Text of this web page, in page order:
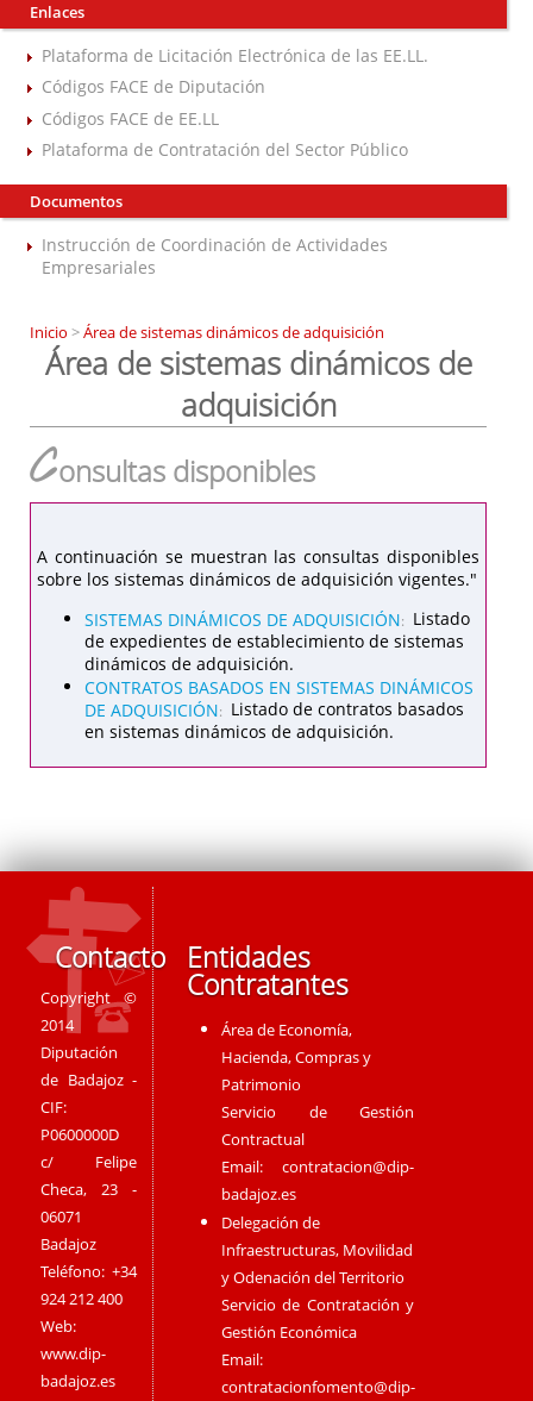
Enlaces
Plataforma de Licitación Electrónica de las EE.LL.
Códigos FACE de Diputación
Códigos FACE de EE.LL
Plataforma de Contratación del Sector Público
Documentos
Instrucción de Coordinación de Actividades
Empresariales
Inicio >Área de sistemas dinámicos de adquisición
Área de sistemas dinámicos de
adquisición
Consultas disponibles
A continuación se muestran las consultas disponibles
sobre los sistemas dinámicos de adquisición vigentes."
SISTEMAS DINÁMICOS DE ADQUISICIÓN: Listado
de expedientes de establecimiento de sistemas
dinámicos de adquisición.
CONTRATOS BASADOS EN SISTEMAS DINÁMICOS
DE ADQUISICIÓN: Listado de contratos basados
en sistemas dinámicos de adquisición.
Contacto
Copyright ©
2014
Diputación
de Badajoz -
CIF:
P0600000D
c/ Felipe
Checa, 23 -
06071
Badajoz
Teléfono: +34
924 212 400
Web:
www.dip-
badajoz.es
Entidades
Contratantes
Área de Economía,
Hacienda, Compras y
Patrimonio
Servicio de Gestión
Contractual
Email:contratacion@dip-
badajoz.es
Delegación de
Infraestructuras, Movilidad
y Odenación del Territorio
Servicio de Contratación y
Gestión Económica
Email:
contratacionfomento@dip-